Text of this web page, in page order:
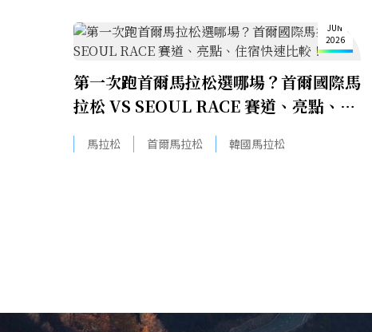
JUN
2026
第一次跑首爾馬拉松選哪場？首爾國際馬
拉松 VS SEOUL RACE 賽道、亮點、住
宿快速比較！
馬拉松 首爾馬拉松 韓國馬拉松